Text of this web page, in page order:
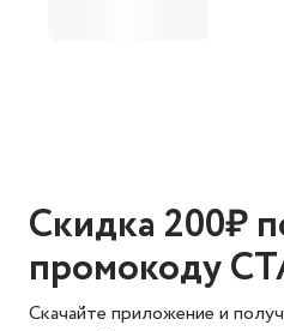
Скидка 200₽
промокоду
Скачайте приложение и